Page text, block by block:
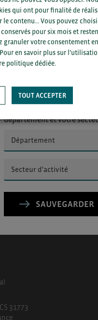
Pour voir les contacts,
département et votre
SAUVEGARDER
31773
qui ont pour finalité de
le contenu... Vous pouvez
pour six mois et
granuler votre consentement en
en savoir plus sur
politique dédiée.
TOUT ACCEPTER